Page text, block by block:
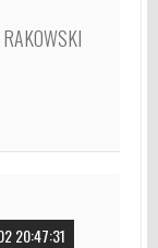
20:47:31